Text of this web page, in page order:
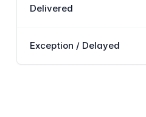
Delivered
Exception / Delayed